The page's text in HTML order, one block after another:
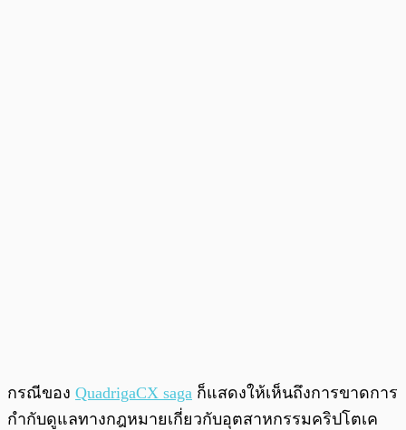
กรณีของ QuadrigaCX saga ก็แสดงให้เห็นถึงการขาดการ
กำกับดูแลทางกฎหมายเกี่ยวกับอุตสาหกรรมคริปโตเค